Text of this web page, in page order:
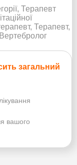
Терапевт
Терапевт,
загальний
вашого